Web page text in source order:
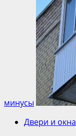
минусы
Двери и окна